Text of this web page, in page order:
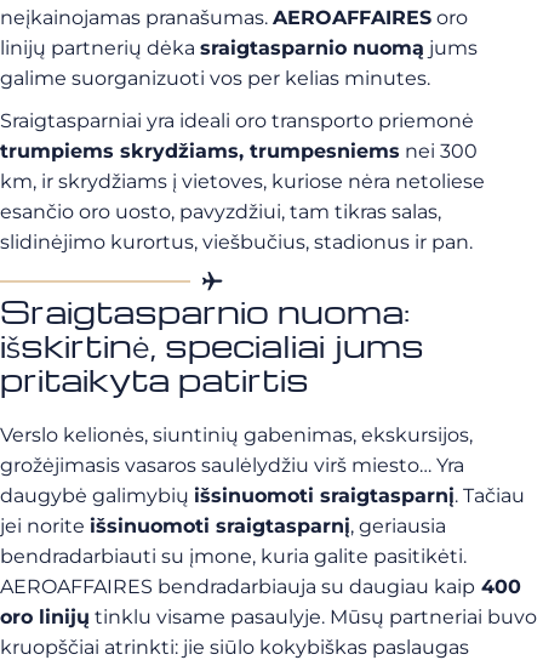
neįkainojamas pranašumas. AEROAFFAIRES oro
linijų partnerių dėka sraigtasparnio nuomą jums
galime suorganizuoti vos per kelias minutes.
Sraigtasparniai yra ideali oro transporto priemonė
trumpiems skrydžiams, trumpesniems nei 300
km, ir skrydžiams į vietoves, kuriose nėra netoliese
esančio oro uosto, pavyzdžiui, tam tikras salas,
slidinėjimo kurortus, viešbučius, stadionus ir pan.
Sraigtasparnio nuoma:
išskirtinė, specialiai jums
pritaikyta patirtis
Verslo kelionės, siuntinių gabenimas, ekskursijos,
grožėjimasis vasaros saulėlydžiu virš miesto… Yra
daugybė galimybių išsinuomoti sraigtasparnį. Tačiau
jei norite išsinuomoti sraigtasparnį, geriausia
bendradarbiauti su įmone, kuria galite pasitikėti.
AEROAFFAIRES bendradarbiauja su daugiau kaip 400
oro linijų tinklu visame pasaulyje. Mūsų partneriai buvo
kruopščiai atrinkti: jie siūlo kokybiškas paslaugas